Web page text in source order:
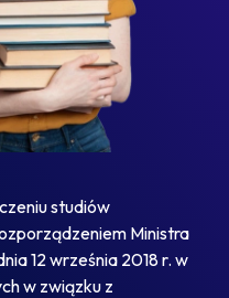
studiów
Ministra
12 września 2018 r. w
w związku z